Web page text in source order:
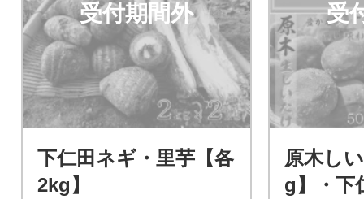
受付期間外
下仁田ネギ・里芋【各
2kg】
受
原木し
g】・下